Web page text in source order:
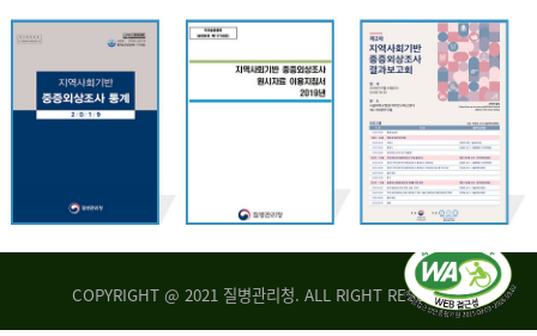
COPYRIGHT @ 2021 질병관리청. ALL RIGHT RESERVED